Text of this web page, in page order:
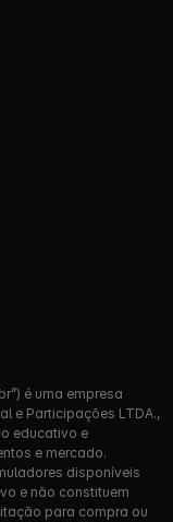
é uma empresa
e Participações LTDA.,
educativo e
e mercado.
disponíveis
e não constituem
para compra ou